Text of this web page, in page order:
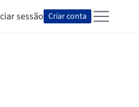
sessão Criar conta